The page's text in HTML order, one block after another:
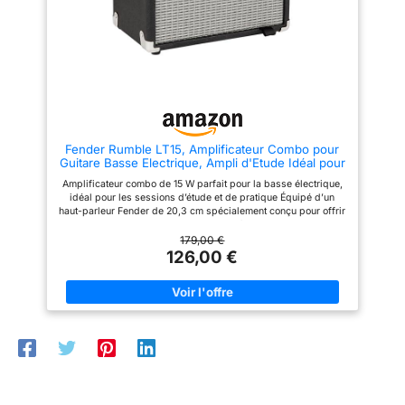
Fender Rumble LT15, Amplificateur Combo pour
Guitare Basse Electrique, Ampli d'Etude Idéal pour
Amplificateur combo de 15 W parfait pour la basse électrique,
idéal pour les sessions d’étude et de pratique Équipé d’un
haut-parleur Fender de 20,3 cm spécialement conçu pour offrir
moyen et aigus pour un réglage précis et personnalisé du son
Vinyle noir résistant avec une finition élégante noir/argenté,
assurant durabilité et style Prise casque intégrée pour une
pratique silencieuse et une portabilité facile, combinant
excellent son et prix imbattable
179,00 €
126,00 €